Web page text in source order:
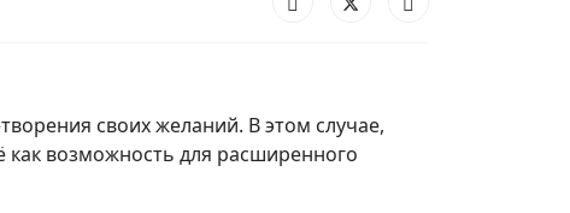
своих желаний. В этом случае,
возможность для расширенного